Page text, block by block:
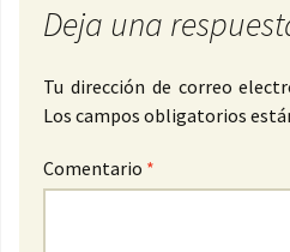
Deja una
Tu dirección de correo
Los campos obligatorios
Comentario *